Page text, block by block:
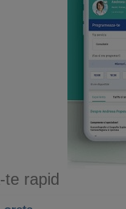
te rapid